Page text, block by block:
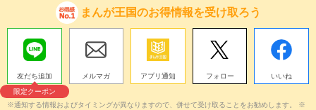
まんが王国のお得情報を受け取ろう
友だち追加
限定クーポン
メルマガ アプリ通知 フォロー いいね
※通知する情報およびタイミングが異なりますので、併せて受け取ることをお勧めします。 ※